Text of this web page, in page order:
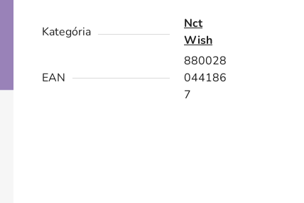
Kategória
Nct
Wish
EAN
880028
044186
7